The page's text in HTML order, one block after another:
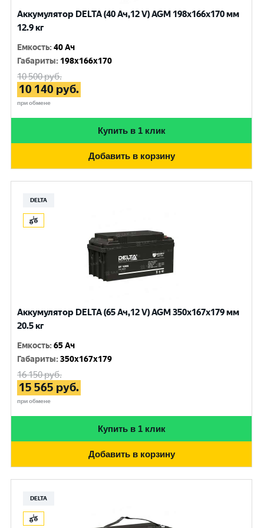
Аккумулятор DELTA (40 Ач,12 V) AGM 198x166x170 мм
12.9 кг
Емкость:40 Ач
Габариты: 198x166x170
10 500руб.
10 140 руб.
при обмене
Купить в 1 клик
Добавить в корзину
DELTA
Аккумулятор DELTA (65 Ач,12 V) AGM 350x167x179 мм
20.5 кг
Емкость:65 Ач
Габариты:350x167x179
16 150руб.
15 565 руб.
при обмене
Купить в 1 клик
Добавить в корзину
DELTA